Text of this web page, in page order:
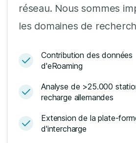
réseau. Nous sommes
les domaines de
Contribution des données
d'eRoaming
Analyse de >25.000
recharge allemandes
Extension de la plate-
d'intercharge